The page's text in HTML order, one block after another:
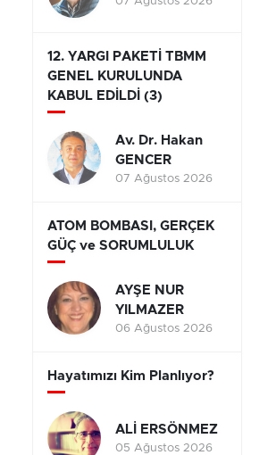
12. YARGI PAKETİ TBMM
GENEL KURULUNDA
KABUL EDİLDİ (3)
Av. Dr. Hakan
GENCER
07 Ağustos 2026
ATOM BOMBASI, GERÇEK
GÜÇ ve SORUMLULUK
AYŞE NUR
YILMAZER
06 Ağustos 2026
Hayatımızı Kim Planlıyor?
ALİ ERSÖNMEZ
05 Ağustos 2026